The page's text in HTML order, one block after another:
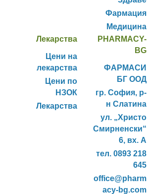
Фармация
Медицина
Лекарства
Цени на
лекарства
Цени по
НЗОК
Лекарства
PHARMACY-
BG
ФАРМАСИ
БГ ООД
гр. София, р-
н Слатина
ул. „Христо
Смирненски“
6, вх. А
тел. 0893 218
645
office@pharm
acy-bg.com